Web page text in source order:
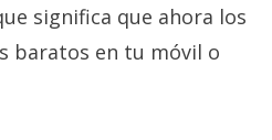
significa que ahora los
baratos en tu móvil o